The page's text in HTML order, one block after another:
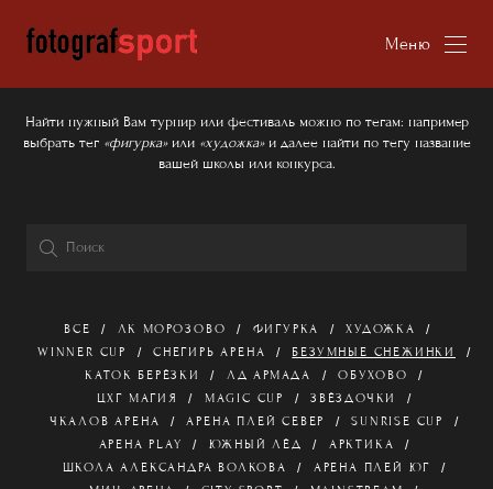
Меню
Найти нужный Вам турнир или фестиваль можно по тегам: например
выбрать тег «фигурка»или «художка»и далее найти по тегу название
вашей школы или конкурса.
ВСЕ ЛК МОРОЗОВО ФИГУРКА
ХУДОЖКА
WINNER CUP
СНЕГИРЬ АРЕНА
БЕЗУМНЫЕ СНЕЖИНКИ
КАТОК БЕРЁЗКИ
ЛД АРМАДА
ОБУХОВО
ЦХГ МАГИЯ
MAGIC CUP
ЗВЁЗДОЧКИ
ЧКАЛОВ АРЕНА
АРЕНА ПЛЕЙ СЕВЕР
SUNRISE CUP
АРЕНА PLAY
ЮЖНЫЙ ЛЁД
АРКТИКА
ШКОЛА АЛЕКСАНДРА ВОЛКОВА
АРЕНА ПЛЕЙ ЮГ